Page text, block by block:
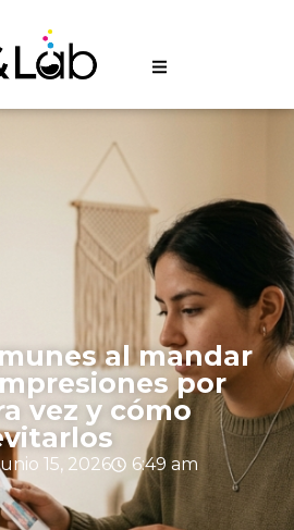
al mandar
por
vez y cómo
15, 2026 6:49 am